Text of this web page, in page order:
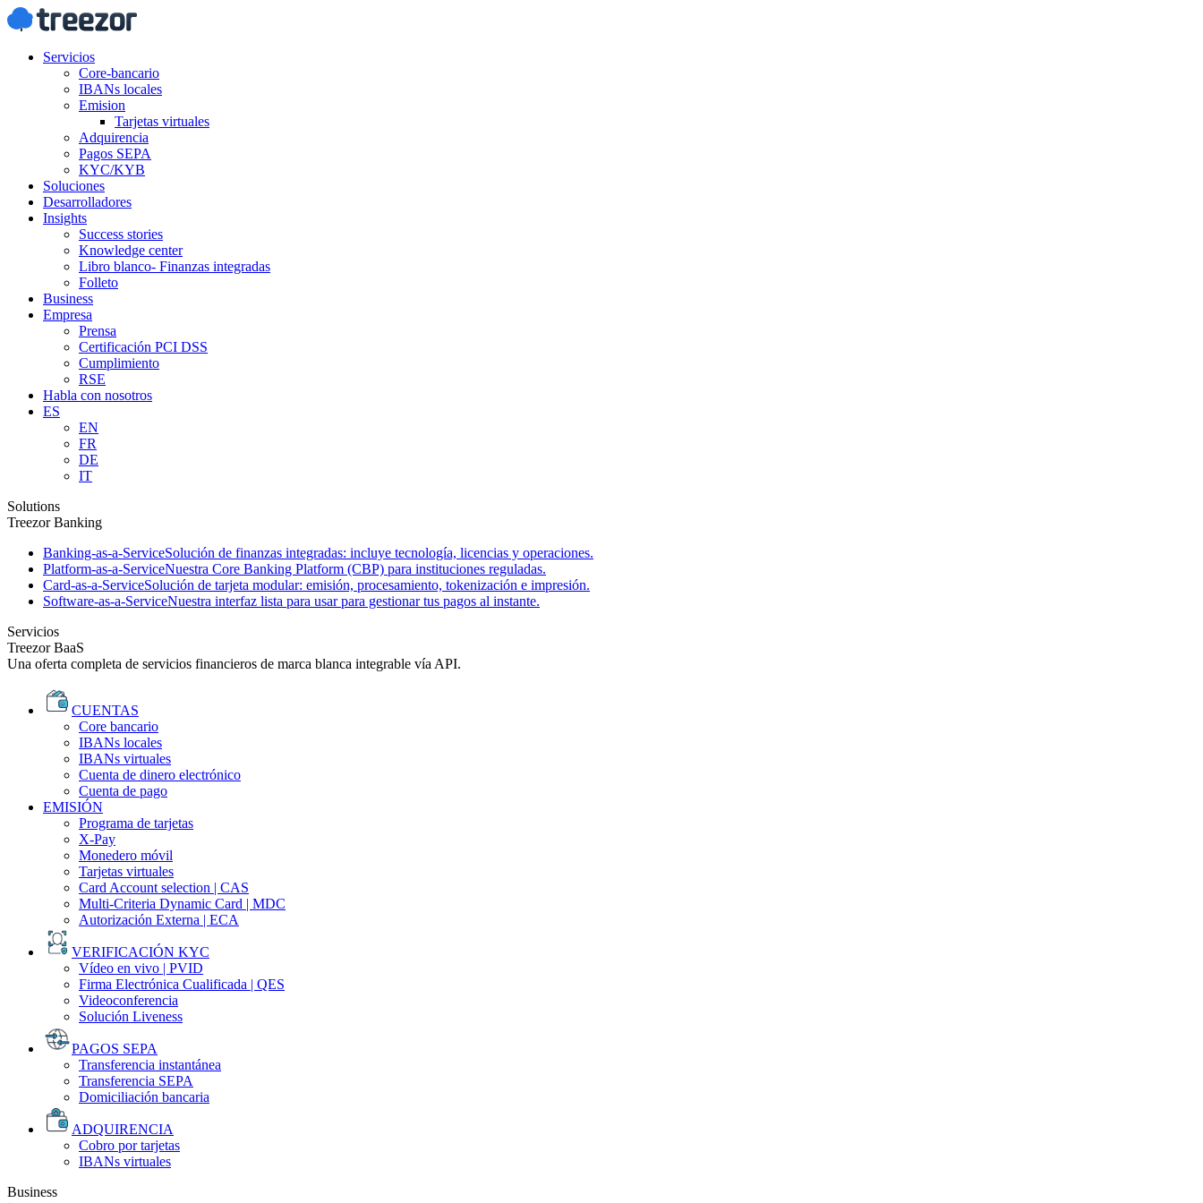
Servicios
Core-bancario
IBANs locales
Emision
Tarjetas virtuales
Adquirencia
Pagos SEPA
KYC/KYB
Soluciones
Desarrolladores
Insights
Success stories
Knowledge center
Libro blanco- Finanzas integradas
Folleto
Business
Empresa
Prensa
Certificación PCI DSS
Cumplimiento
RSE
Habla con nosotros
ES
EN
FR
DE
IT
Solutions
Treezor Banking
Banking-as-a-ServiceSolución de finanzas integradas: incluye tecnología, licencias y operaciones.
Platform-as-a-ServiceNuestra Core Banking Platform (CBP) para instituciones reguladas.
Card-as-a-ServiceSolución de tarjeta modular: emisión, procesamiento, tokenización e impresión.
Software-as-a-ServiceNuestra interfaz lista para usar para gestionar tus pagos al instante.
Servicios
Treezor BaaS
Una oferta completa de servicios financieros de marca blanca integrable vía API.
CUENTAS
Core bancario
IBANs locales
IBANs virtuales
Cuenta de dinero electrónico
Cuenta de pago
EMISIÓN
Programa de tarjetas
X-Pay
Monedero móvil
Tarjetas virtuales
Card Account selection | CAS
Multi-Criteria Dynamic Card | MDC
Autorización Externa | ECA
VERIFICACIÓN KYC
Vídeo en vivo | PVID
Firma Electrónica Cualificada | QES
Videoconferencia
Solución Liveness
PAGOS SEPA
Transferencia instantánea
Transferencia SEPA
Domiciliación bancaria
ADQUIRENCIA
Cobro por tarjetas
IBANs virtuales
Business